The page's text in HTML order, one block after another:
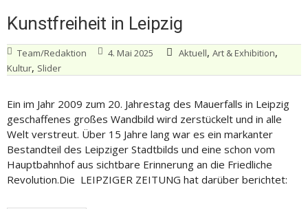
Kunstfreiheit in Leipzig
Team/Redaktion 4. Mai 2025 Aktuell, Art & Exhibition,
Kultur, Slider
Ein im Jahr 2009 zum 20. Jahrestag des Mauerfalls in Leipzig
geschaffenes großes Wandbild wird zerstückelt und in alle
Welt verstreut. Über 15 Jahre lang war es ein markanter
Bestandteil des Leipziger Stadtbilds und eine schon vom
Hauptbahnhof aus sichtbare Erinnerung an die Friedliche
Revolution.Die LEIPZIGER ZEITUNG hat darüber berichtet: